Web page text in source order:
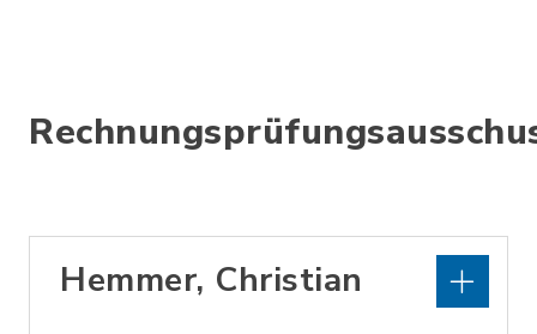
Hemmer, Christian